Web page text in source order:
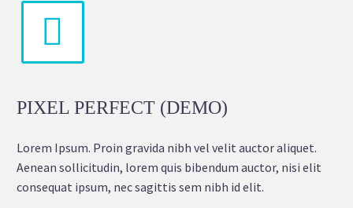


PIXEL PERFECT (DEMO)
Lorem Ipsum. Proin gravida nibh vel velit auctor aliquet.
Aenean sollicitudin, lorem quis bibendum auctor, nisi elit
consequat ipsum, nec sagittis sem nibh id elit.